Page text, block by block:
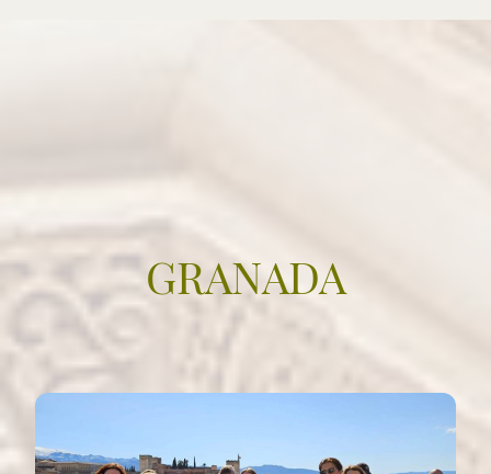
GRANADA